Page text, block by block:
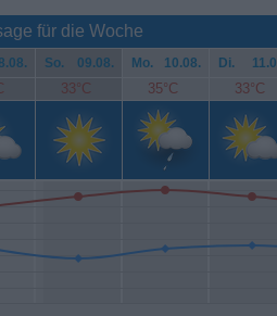
für die Woche
So. 09.08. Mo. 10.08. Di.
33°C 35°C 33°C